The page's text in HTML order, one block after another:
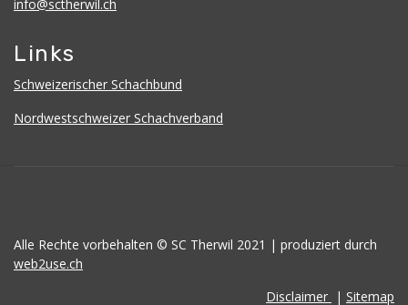
info@sctherwil.ch
Links
Schweizerischer Schachbund
Nordwestschweizer Schachverband
Alle Rechte vorbehalten © SC Therwil 2021 | produziert durch
web2use.ch
Disclaimer | Sitemap